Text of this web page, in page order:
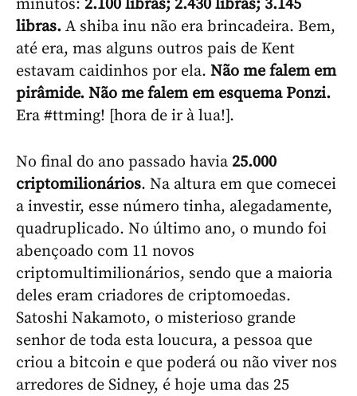
minutos: 2.100 libras; 2.430 libras; 3.145
libras. A shiba inu não era brincadeira. Bem,
até era, mas alguns outros pais de Kent
estavam caidinhos por ela. Não me falem em
pirâmide. Não me falem em esquema Ponzi.
Era #ttming! [hora de ir à lua!].
No final do ano passado havia 25.000
criptomilionários. Na altura em que comecei
a investir, esse número tinha, alegadamente,
quadruplicado. No último ano, o mundo foi
abençoado com 11 novos
criptomultimilionários, sendo que a maioria
deles eram criadores de criptomoedas.
Satoshi Nakamoto, o misterioso grande
senhor de toda esta loucura, a pessoa que
criou a bitcoin e que poderá ou não viver nos
arredores de Sidney, é hoje uma das 25